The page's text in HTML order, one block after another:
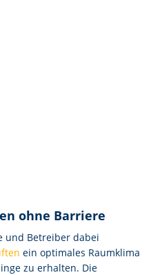
ohne Barriere
und Betreiber dabei
ein optimales Raumklima
zu erhalten. Die